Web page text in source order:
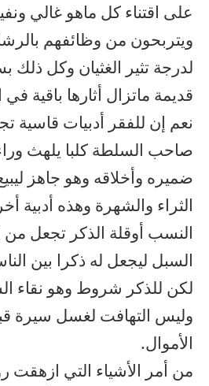
على اقتناء كل ماهو غالي
ويتربحون من وظائفهم
لدرجة تثير الغثيان وكل
قديمة ماتزال أثارها باقية
نعم إن للفقر أدبيات
صاحب السلطة كلبا يلهث وراء
ضميره وأخلاقه وهو جاهز
الثراء والشهرة وهذه أدبية
النسب أوقلة الذكر تجعل
السبل ليجعل له ذكرا بين
لكن للذكر شروط وهو نقاء
وليس التهافت لغسل سيرة
الأموال.
من أمر الأشياء التي ازهقت